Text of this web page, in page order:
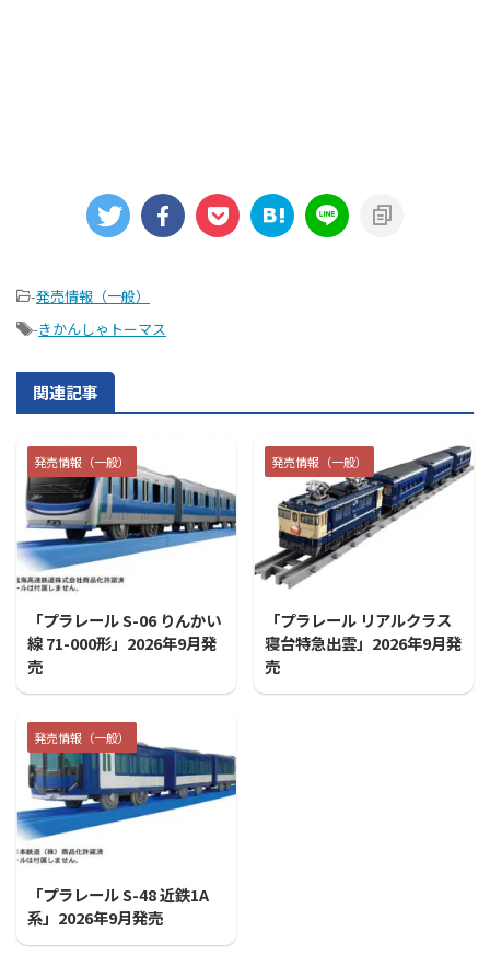
-発売情報（一般）
-きかんしゃトーマス
関連記事
発売情報（一般）
「プラレール S-06 りんかい
線 71-000形」2026年9月発
売
発売情報（一般）
「プラレール リアルクラス
寝台特急出雲」2026年9月発
売
発売情報（一般）
「プラレール S-48 近鉄1A
系」2026年9月発売